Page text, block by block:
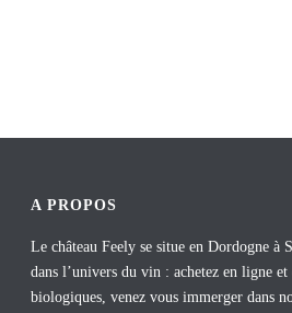
A PROPOS
Le château Feely se situe en Dordogne à
dans l’univers du vin : achetez en ligne et
biologiques, venez vous immerger dans